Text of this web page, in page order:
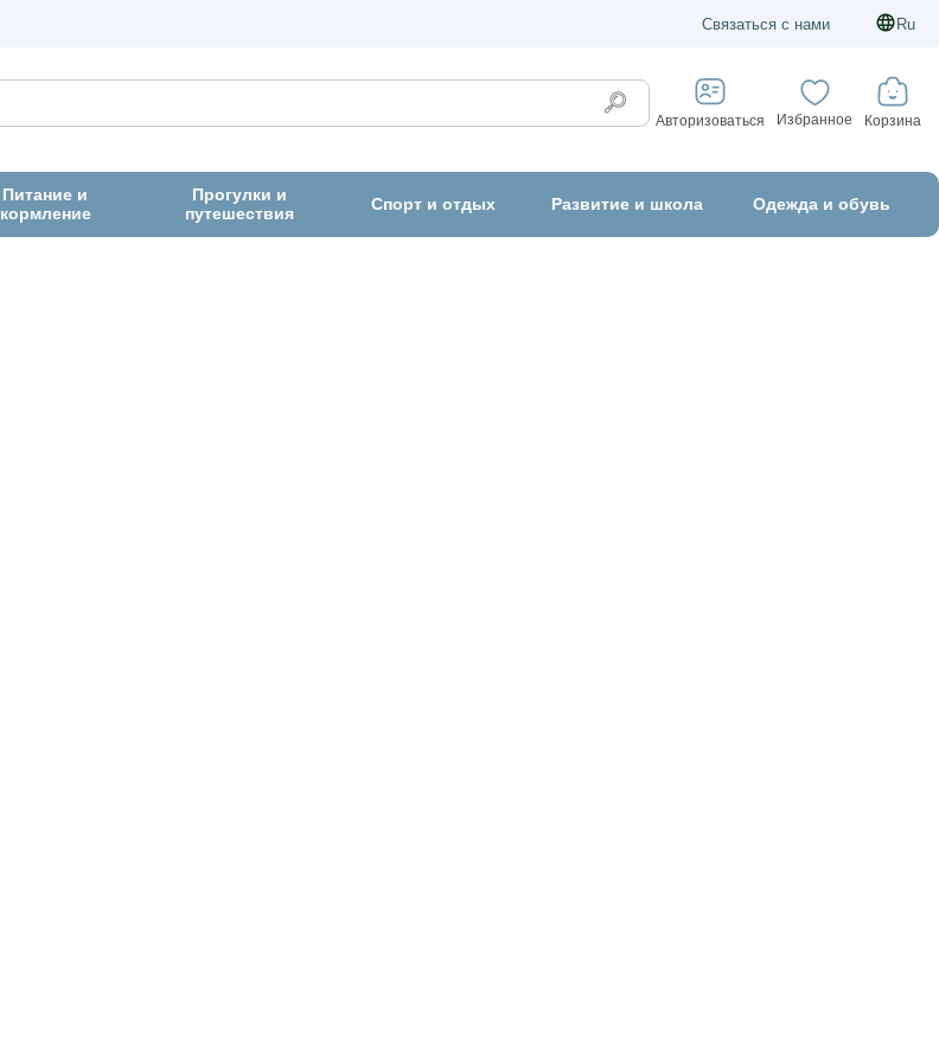
Связаться с нами Ru
Авторизоваться Избранное Корзина
Питание и
кормление
Прогулки и
путешествия
Спорт и отдых Развитие и школа Одежда и обувь